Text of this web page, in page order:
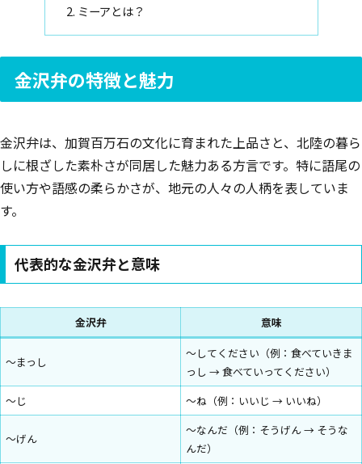
ミーアとは？
金沢弁の特徴と魅力
金沢弁は、加賀百万石の文化に育まれた上品さと、北陸の暮ら
しに根ざした素朴さが同居した魅力ある方言です。特に語尾の
使い方や語感の柔らかさが、地元の人々の人柄を表していま
す。
代表的な金沢弁と意味
金沢弁 意味
〜まっし
～してください（例：食べていきま
っし → 食べていってください）
〜じ
～ね（例：いいじ → いいね）
〜げん
～なんだ（例：そうげん → そうな
んだ）